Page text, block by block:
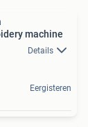
machine
Details
Eergisteren